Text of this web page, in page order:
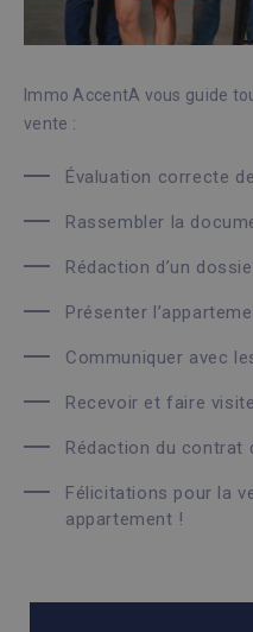
Immo AccentA vous guide
vente :
Évaluation correcte
Rassembler la
Rédaction d’un
Présenter
Communiquer avec
Recevoir et faire
Rédaction du contrat
Félicitations pour la
appartement !